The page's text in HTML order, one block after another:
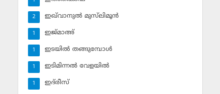
ഇഖ്‌വാനുല്‍ മുസ്‌ലിമൂന്‍
2
ഇജ്മാഅ്
1
ഇടയില്‍ തങ്ങുമ്പോള്‍
1
ഇടിമിന്നല്‍ വേളയില്‍
1
ഇദ്‌രീസ്‌
1